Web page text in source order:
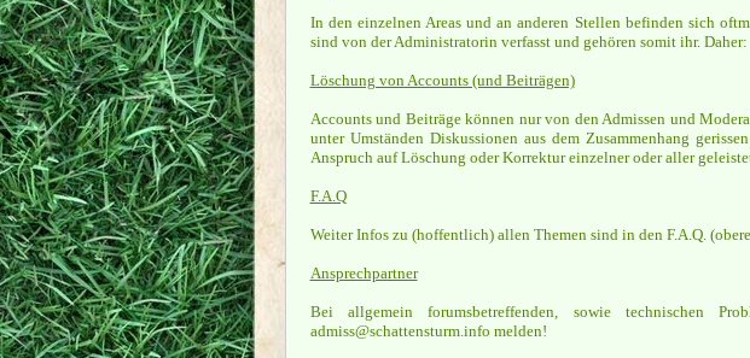
In den einzelnen Areas und an anderen Stellen befinden sich
sind von der Administratorin verfasst und gehören somit ihr.
Löschung von Accounts (und Beiträgen)
Accounts und Beiträge können nur von den Admissen und
unter Umständen Diskussionen aus dem Zusammenhang
Anspruch auf Löschung oder Korrektur einzelner oder aller
F.A.Q
Weiter Infos zu (hoffentlich) allen Themen sind in den F.A.Q.
Ansprechpartner
Bei allgemein forumsbetreffenden, sowie technischen
admiss@schattensturm.info melden!